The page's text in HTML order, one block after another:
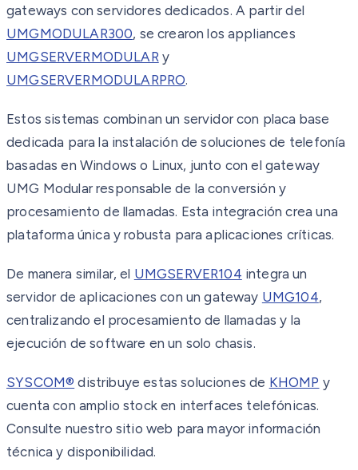
gateways con servidores dedicados. A partir del
UMGMODULAR300, se crearon los appliances
UMGSERVERMODULAR y
UMGSERVERMODULARPRO.
Estos sistemas combinan un servidor con placa base
dedicada para la instalación de soluciones de telefonía
basadas en Windows o Linux, junto con el gateway
UMG Modular responsable de la conversión y
procesamiento de llamadas. Esta integración crea una
plataforma única y robusta para aplicaciones críticas.
De manera similar, el UMGSERVER104 integra un
servidor de aplicaciones con un gateway UMG104,
centralizando el procesamiento de llamadas y la
ejecución de software en un solo chasis.
SYSCOM® distribuye estas soluciones de KHOMP y
cuenta con amplio stock en interfaces telefónicas.
Consulte nuestro sitio web para mayor información
técnica y disponibilidad.